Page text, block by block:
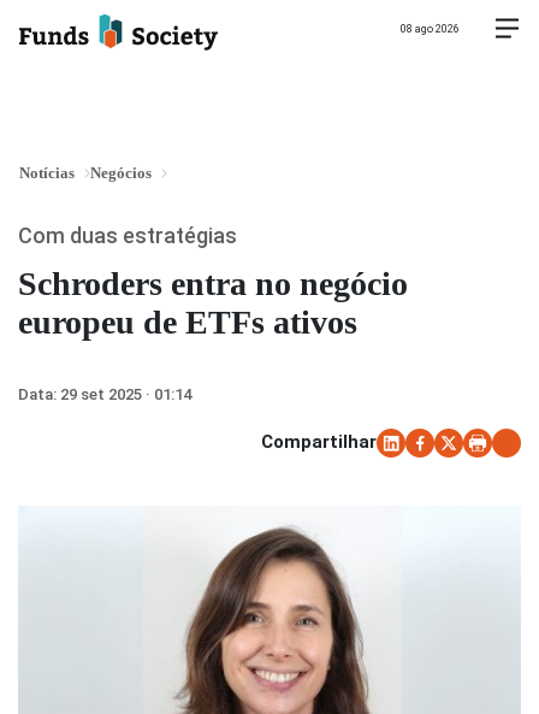
08 ago 2026
Notícias Negócios
Schroders entra no negócio
europeu de ETFs ativos
Com duas estratégias
Data: 29 set 2025 · 01:14
Compartilhar